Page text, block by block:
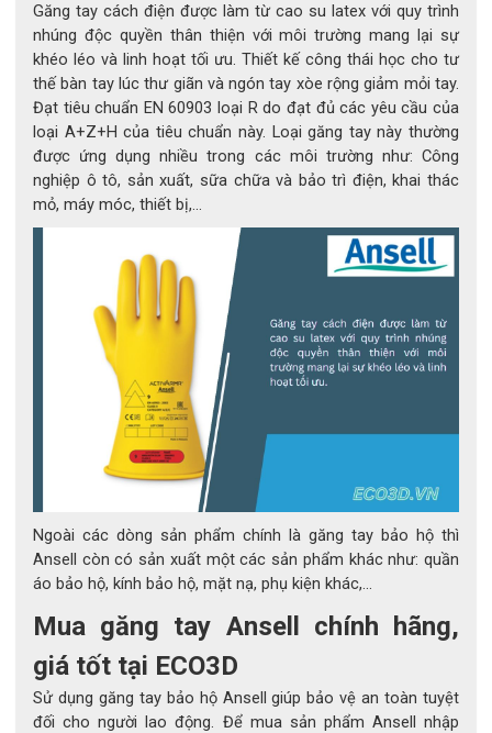
- Kỹ thuật viên phòng lab, chuyên viên QA/QC.
- Nhân viên bảo trì nhà máy, cơ khí, ô tô.
- Nhân viên chế biến thực phẩm, sản xuất công nghiệp.
- Nhân viên sơn phủ, điện tử, phòng sạch.
- Công nhân vận hành dây chuyền, kỹ sư thiết bị.
Găng tay TouchNTuff® 92-600
5. Tại sao nên chọn TouchNTuff® 92-600?
Khả năng chống hóa chất TNT™ tiên tiến
– bảo vệ an toàn
trước dung môi và dầu mỡ.
✅ Chất liệu nitrile siêu mềm – thoải mái khi đeo lâu.
✅ Không chứa latex & silicon – thân thiện với da, không gây
dị ứng.
Đạt chuẩn EN388 & EN1149
– bền bỉ, chống tĩnh điện và đạt
chuẩn quốc tế.
✅ Thích hợp phòng sạch, sơn phủ, thực phẩm, y tế, hóa
chất.
6. Kết luận
Găng tay cách điện được làm từ cao su latex với quy trình
nhúng độc quyền thân thiện với môi trường mang lại sự
khéo léo và linh hoạt tối ưu. Thiết kế công thái học cho tư
thế bàn tay lúc thư giãn và ngón tay xòe rộng giảm mỏi tay.
Đạt tiêu chuẩn EN 60903 loại R do đạt đủ các yêu cầu của
loại A+Z+H của tiêu chuẩn này. Loại găng tay này thường
được ứng dụng nhiều trong các môi trường như: Công
nghiệp ô tô, sản xuất, sữa chữa và bảo trì điện, khai thác
mỏ, máy móc, thiết bị,...
Ngoài các dòng sản phẩm chính là găng tay bảo hộ thì
Ansell còn có sản xuất một các sản phẩm khác như: quần
áo bảo hộ, kính bảo hộ, mặt nạ, phụ kiện khác,...
Mua găng tay Ansell chính hãng,
giá tốt tại ECO3D
Sử dụng găng tay bảo hộ Ansell giúp bảo vệ an toàn tuyệt
đối cho người lao động. Để mua sản phẩm Ansell nhập